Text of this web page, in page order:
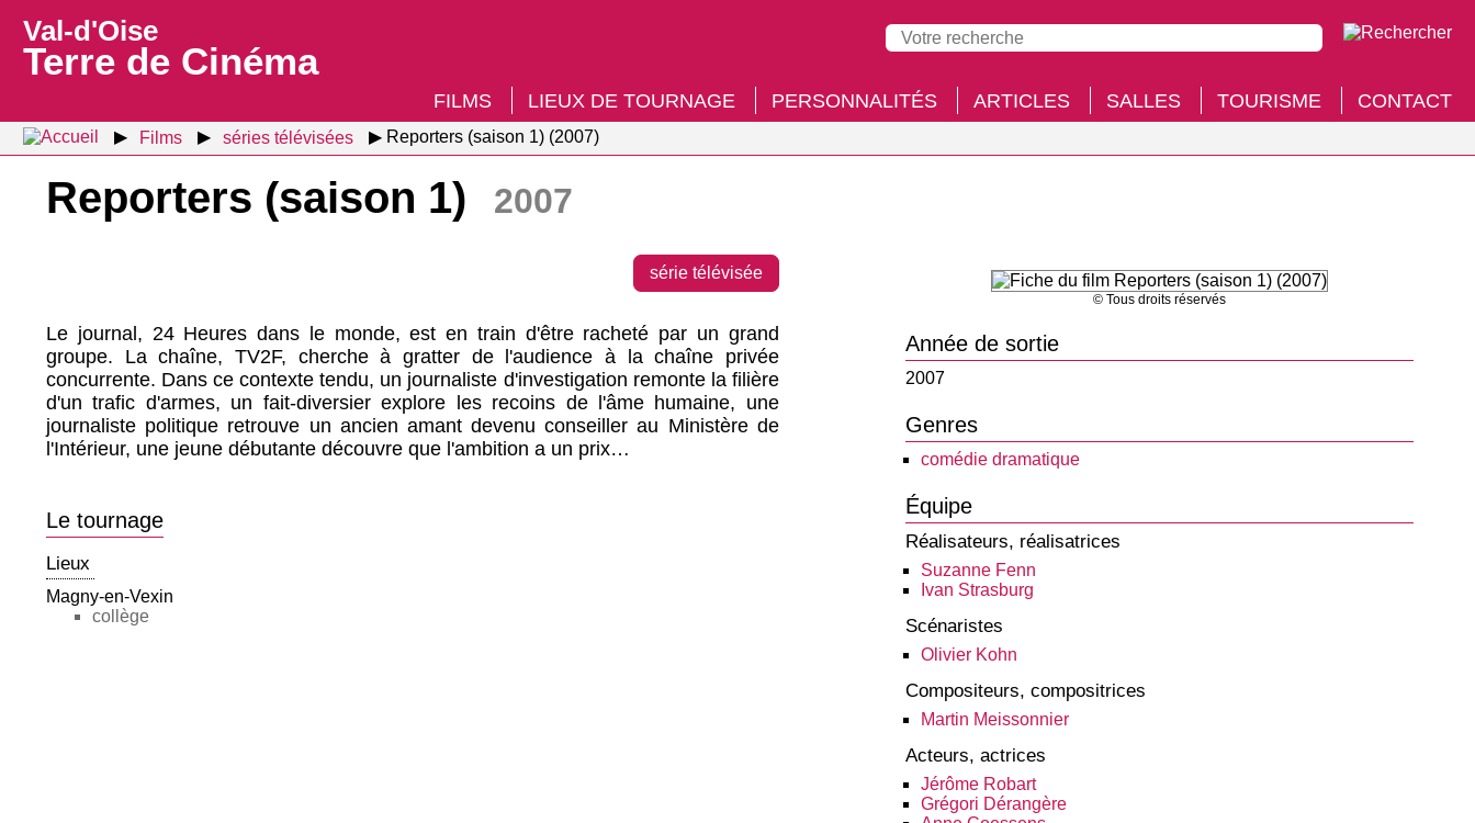
Val-d'Oise
Terre de Cinéma
FILMS LIEUX DE TOURNAGE PERSONNALITÉS ARTICLES SALLES TOURISME CONTACT
Films séries télévisées Reporters (saison 1) (2007)
Reporters (saison 1) 2007
série télévisée
Le journal, 24 Heures dans le monde, est en train d'être racheté par un grand
groupe. La chaîne, TV2F, cherche à gratter de l'audience à la chaîne privée
concurrente. Dans ce contexte tendu, un journaliste d'investigation remonte la filière
d'un trafic d'armes, un fait-diversier explore les recoins de l'âme humaine, une
journaliste politique retrouve un ancien amant devenu conseiller au Ministère de
l'Intérieur, une jeune débutante découvre que l'ambition a un prix…
Le tournage
Lieux
Magny-en-Vexin
collège
© Tous droits réservés
Année de sortie
2007
Genres
comédie dramatique
Équipe
Réalisateurs, réalisatrices
Suzanne Fenn
Ivan Strasburg
Scénaristes
Olivier Kohn
Compositeurs, compositrices
Martin Meissonnier
Acteurs, actrices
Jérôme Robart
Grégori Dérangère